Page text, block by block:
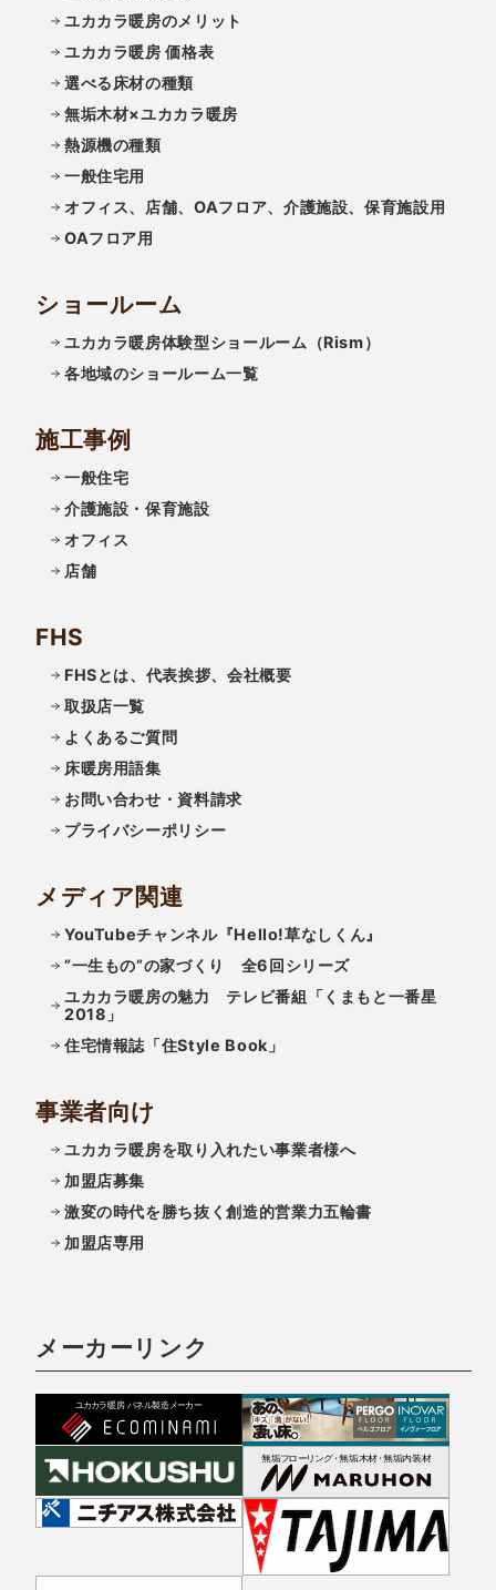
ユカカラ暖房のメリット
ユカカラ暖房 価格表
選べる床材の種類
無垢木材×ユカカラ暖房
熱源機の種類
一般住宅用
オフィス、店舗、OAフロア、介護施設、保育施設用
OAフロア用
ショールーム
ユカカラ暖房体験型ショールーム（Rism）
各地域のショールーム一覧
施工事例
一般住宅
介護施設・保育施設
オフィス
店舗
FHS
FHSとは、代表挨拶、会社概要
取扱店一覧
よくあるご質問
床暖房用語集
お問い合わせ・資料請求
プライバシーポリシー
メディア関連
YouTubeチャンネル『Hello!草なしくん』
”一生もの”の家づくり 全6回シリーズ
ユカカラ暖房の魅力 テレビ番組「くまもと一番星
2018」
住宅情報誌「住Style Book」
事業者向け
ユカカラ暖房を取り入れたい事業者様へ
加盟店募集
激変の時代を勝ち抜く創造的営業力五輪書
加盟店専用
メーカーリンク